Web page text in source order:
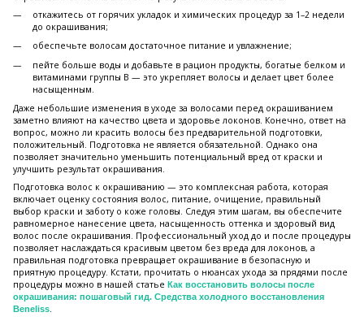
откажитесь от горячих укладок и химических процедур за 1–2 недели
до окрашивания;
обеспечьте волосам достаточное питание и увлажнение;
пейте больше воды и добавьте в рацион продукты, богатые белком и
витаминами группы B — это укрепляет волосы и делает цвет более
насыщенным.
Даже небольшие изменения в уходе за волосами перед окрашиванием
заметно влияют на качество цвета и здоровье локонов. Конечно, ответ на
вопрос, можно ли красить волосы без предварительной подготовки,
положительный. Подготовка не является обязательной. Однако она
позволяет значительно уменьшить потенциальный вред от краски и
улучшить результат окрашивания.
Подготовка волос к окрашиванию — это комплексная работа, которая
включает оценку состояния волос, питание, очищение, правильный
выбор краски и заботу о коже головы. Следуя этим шагам, вы обеспечите
равномерное нанесение цвета, насыщенность оттенка и здоровый вид
волос после окрашивания. Профессиональный уход до и после процедуры
позволяет наслаждаться красивым цветом без вреда для локонов, а
правильная подготовка превращает окрашивание в безопасную и
приятную процедуру. Кстати, прочитать о нюансах ухода за прядями после
процедуры можно в нашей статье Как восстановить волосы после
окрашивания: пошаговый гид. Средства холодного восстановления
Beneliss.